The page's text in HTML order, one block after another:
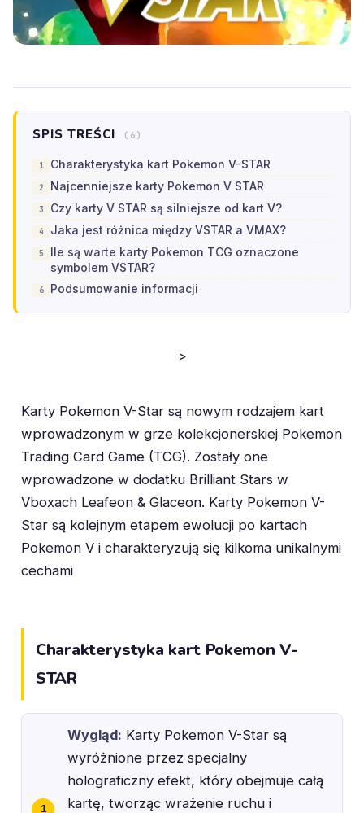
SPIS TREŚCI (6)
Charakterystyka kart Pokemon V-STAR
Najcenniejsze karty Pokemon V STAR
Czy karty V STAR są silniejsze od kart V?
Jaka jest różnica między VSTAR a VMAX?
Ile są warte karty Pokemon TCG oznaczone
symbolem VSTAR?
Podsumowanie informacji
>
Karty Pokemon V-Star są nowym rodzajem kart
wprowadzonym w grze kolekcjonerskiej Pokemon
Trading Card Game (TCG). Zostały one
wprowadzone w dodatku Brilliant Stars w
Vboxach Leafeon & Glaceon. Karty Pokemon V-
Star są kolejnym etapem ewolucji po kartach
Pokemon V i charakteryzują się kilkoma unikalnymi
cechami
Charakterystyka kart Pokemon V-
STAR
Wygląd: Karty Pokemon V-Star są
wyróżnione przez specjalny
holograficzny efekt, który obejmuje całą
kartę, tworząc wrażenie ruchu i